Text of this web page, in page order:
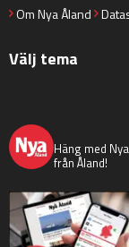
Om Nya Åland
Välj tema
Häng med
från Åland!